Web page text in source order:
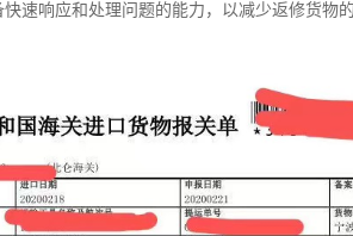
速响应和处理问题的能力，以减少返修货物